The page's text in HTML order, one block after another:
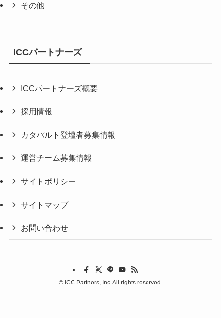
その他
ICCパートナーズ
ICCパートナーズ概要
採用情報
カタパルト登壇者募集情報
運営チーム募集情報
サイトポリシー
サイトマップ
お問い合わせ
© ICC Partners, Inc. All rights reserved.